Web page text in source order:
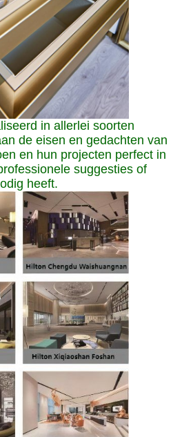
in allerlei soorten
de eisen en gedachten van
en hun projecten perfect in
suggesties of
heeft.